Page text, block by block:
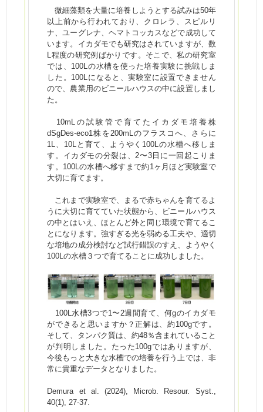
微細藻類を大量に培養しようとする試みは50年
以上前から行われており、クロレラ、スピルリ
ナ、ユーグレナ、ヘマトコッカスなどで成功して
います。イカダモでも研究はされていますが、数
L程度の研究例ばかりです。そこで、私の研究室
では、100Lの水槽を使った培養実験に挑戦しま
した。100Lになると、実験室に設置できません
ので、農業用のビニールハウスの中に設置しまし
た。
10mLの試験管で育てたイカダモ培養株
dSgDes-eco1株を200mLのフラスコへ、さらに
1L、10Lと育て、ようやく100Lの水槽へ移しま
す。イカダモの分裂は、2〜3日に一回起こりま
す。100Lの水槽へ移すまで約1ヶ月ほど実験室で
大切に育てます。
これまで実験室で、まるで赤ちゃんを育てるよ
うに大切に育てていた状態から、ビニールハウス
の中とはいえ、ほとんど外と同じ環境で育てるこ
とになります。強すぎる光を弱める工夫や、適切
な培地の成分検討など試行錯誤のすえ、ようやく
100Lの水槽３つで育てることに成功しました。
100L水槽3つで1〜2週間育て、何gのイカダモ
ができると思いますか？正解は、約100gです。
そして、タンパク質は、約48％含まれていること
が判明しました。たった100gではありますが、
今後もっと大きな水槽での培養を行う上では、非
常に貴重なデータとなりました。
Demura et al. (2024), Microb. Resour. Syst.,
40(1), 27-37.